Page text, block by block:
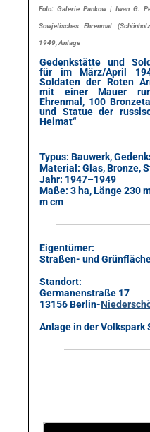
Foto: Galerie Pankow | Iwan G.
Sowjetisches Ehrenmal
1949, Anlage
Gedenkstätte und
für im März/April
Soldaten der Roten
mit einer Mauer
Ehrenmal, 100
und Statue der
Heimat“
Typus: Bauwerk,
Material: Glas, Bronze,
Jahr: 1947–1949
Maße: 3 ha, Länge 230
m cm
Eigentümer:
Straßen- und
Standort:
Germanenstraße 17
13156 Berlin-
Anlage in der Volkspark